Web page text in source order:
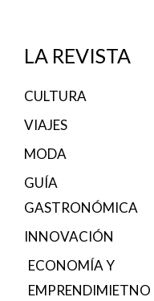
LA REVISTA
CULTURA
VIAJES
MODA
GUÍA
GASTRONÓMICA
INNOVACIÓN
ECONOMÍA Y
EMPRENDIMIETNO